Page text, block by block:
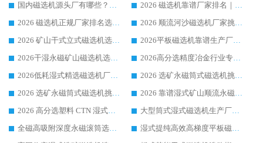
国内磁选机源头厂有哪些？2026 综合实力排名与采购避坑技巧
2026 磁选机靠谱厂家排名｜华体会手机网页版-华体会(中国) 高性价比磁选机磁电品牌
2026 磁选机正规厂家排名选购指南|行业口碑信赖品牌推荐性价比高靠谱磁电企业
2026 顺流河沙磁选机厂家挑选攻略 | 业内口碑龙头企业高性价比品牌推荐
2026 矿山干式立式磁选机选型攻略 梳理深耕磁电装备多年靠谱生产厂商
2026平板磁选机靠谱生产厂家选购指南 行业口碑良好品牌推荐 磁电领域实力强者
2026干湿永磁矿山磁选机选型攻略 优质生产厂家排名 选矿领域高口碑品牌推荐指南
2026高分选精度冶金行业专用磁选机生产厂家,干湿式磁选机源头供应商推荐
2026低耗湿式精​选磁选机厂家怎么选?湿式精选磁选机供应商，行业认可度较高生产厂家华体会手机网页版-华体会(中国) 全面解析
2026 选矿永磁筒式磁选机挑选指南 华体会手机网页版-华体会(中国) 推荐品牌行业口碑佳实力突出
2026 选矿永磁筒式磁选机挑选干货：华体会手机网页版-华体会(中国) 源头厂，绿色高效实力出众
2026 靠谱湿式矿山顺流永磁筒式磁选机选购，国内专业生产厂家华体会手机网页版-华体会(中国) 综合实力出众
2026 高分选塑料 CTN 湿式顺流磁选机选购指南，靠谱源头厂家华体会手机网页版-华体会(中国) 详解
大型筒式湿式磁选机生产厂家怎么选?华体会手机网页版-华体会(中国) 设备口碑广受行业认可
全磁高吸附深度永磁滚筒选购指南 业内口碑稳定磁电设备生产厂家详细推荐
湿式提纯高效高梯度平板磁选机靠谱设备源头厂商华体会手机网页版-华体会(中国) 综合测评